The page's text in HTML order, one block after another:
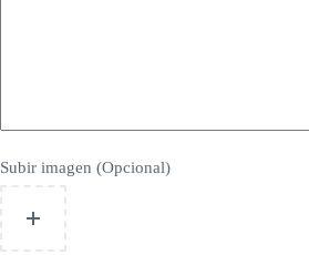
Subir imagen (Opcional)